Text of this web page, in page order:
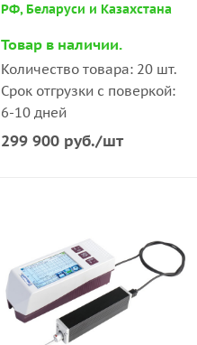
РФ, Беларуси и Казахстана
Товар в наличии.
Количество товара: 20 шт.
Срок отгрузки с поверкой:
6-10 дней
299 900руб./шт